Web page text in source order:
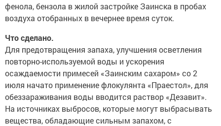
фенола, бензола в жилой застройке Заинска в пробах
воздуха отобранных в вечернее время суток.
Что сделано.
Для предотвращения запаха, улучшения осветления
повторно-используемой воды и ускорения
осаждаемости примесей «Заинским сахаром» со 2
июля начато применение флокулянта «Праестол», для
обеззараживания воды вводится раствор «Дезавит».
На источниках выбросов, которые могут выбрасывать
вещества, обладающие сильным запахом, с